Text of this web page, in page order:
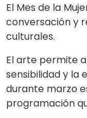
El Mes de la
conversación y
culturales.
El arte permite
sensibilidad y la
durante marzo
programación